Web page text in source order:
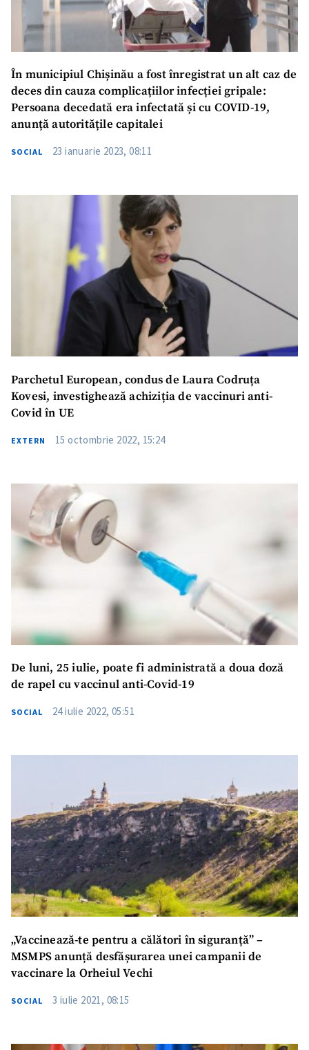
În municipiul Chișinău a fost înregistrat un alt caz de
deces din cauza complicațiilor infecției gripale:
Persoana decedată era infectată și cu COVID-19,
anunță autoritățile capitalei
SOCIAL 23 ianuarie 2023, 08:11
Parchetul European, condus de Laura Codruța
Kovesi, investighează achiziția de vaccinuri anti-
Covid în UE
EXTERN 15 octombrie 2022, 15:24
De luni, 25 iulie, poate fi administrată a doua doză
de rapel cu vaccinul anti-Covid-19
SOCIAL 24 iulie 2022, 05:51
„Vaccinează-te pentru a călători în siguranță” –
MSMPS anunță desfășurarea unei campanii de
vaccinare la Orheiul Vechi
SOCIAL 3 iulie 2021, 08:15